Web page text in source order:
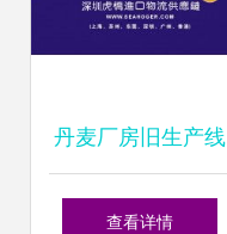
丹麦厂房旧生产线
搬迁到中国的全流
查看详情